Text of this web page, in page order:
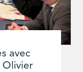
avec
Olivier